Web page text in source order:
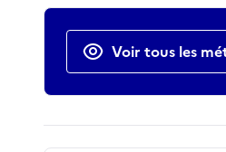
ActionsVoir tous les